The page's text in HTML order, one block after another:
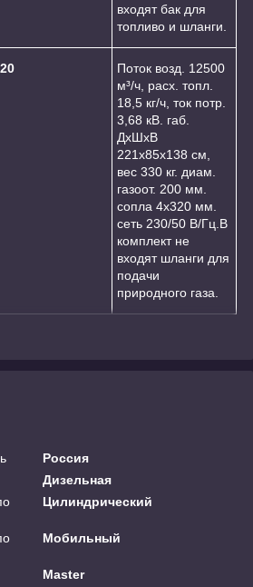
входят бак для
топливо и шланги.
Поток возд. 12500
м³/ч, расх. топл.
18,5 кг/ч, ток потр.
3,68 кВ. габ.
ДхШхВ
221х85х138 см,
вес 330 кг. диам.
газоот. 200 мм.
сопла 4х320 мм.
сеть 230/50 В/Гц.В
комплект не
входят шланги для
подачи
природного газа.
Россия
Дизельная
Цилиндрический
Мобильный
Master